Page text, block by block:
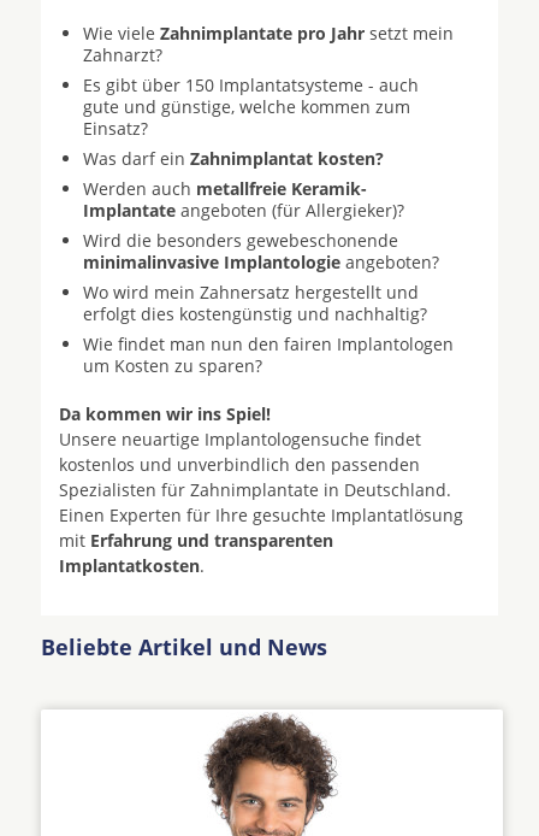
Wie viele Zahnimplantate pro Jahr setzt mein
Zahnarzt?
Es gibt über 150 Implantatsysteme - auch
gute und günstige, welche kommen zum
Einsatz?
Was darf ein Zahnimplantat kosten?
Werden auch metallfreie Keramik-
Implantate angeboten (für Allergieker)?
Wird die besonders gewebeschonende
minimalinvasive Implantologie angeboten?
Wo wird mein Zahnersatz hergestellt und
erfolgt dies kostengünstig und nachhaltig?
Wie findet man nun den fairen Implantologen
um Kosten zu sparen?
Da kommen wir ins Spiel!
Unsere neuartige Implantologensuche findet
kostenlos und unverbindlich den passenden
Spezialisten für Zahnimplantate in Deutschland.
Einen Experten für Ihre gesuchte Implantatlösung
mit Erfahrung und transparenten
Implantatkosten.
Beliebte Artikel und News